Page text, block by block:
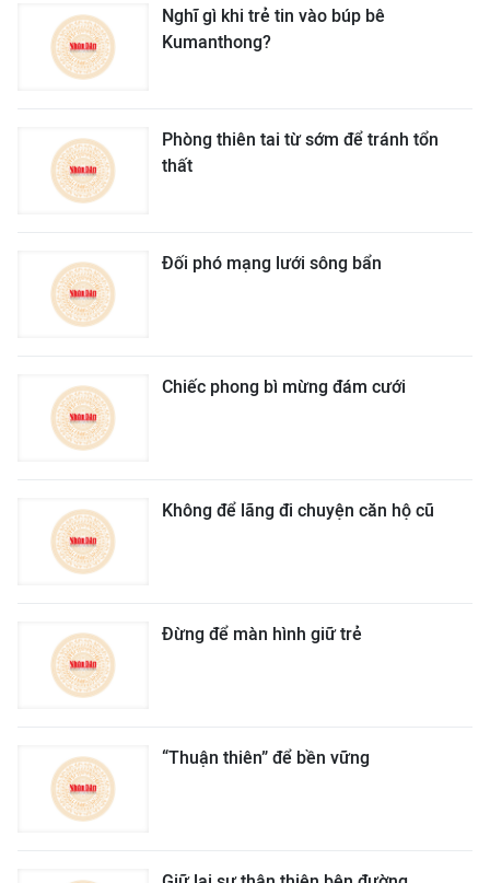
Nghĩ gì khi trẻ tin vào búp bê
Kumanthong?
Phòng thiên tai từ sớm để tránh tổn
thất
Đối phó mạng lưới sông bẩn
Chiếc phong bì mừng đám cưới
Không để lãng đi chuyện căn hộ cũ
Đừng để màn hình giữ trẻ
“Thuận thiên” để bền vững